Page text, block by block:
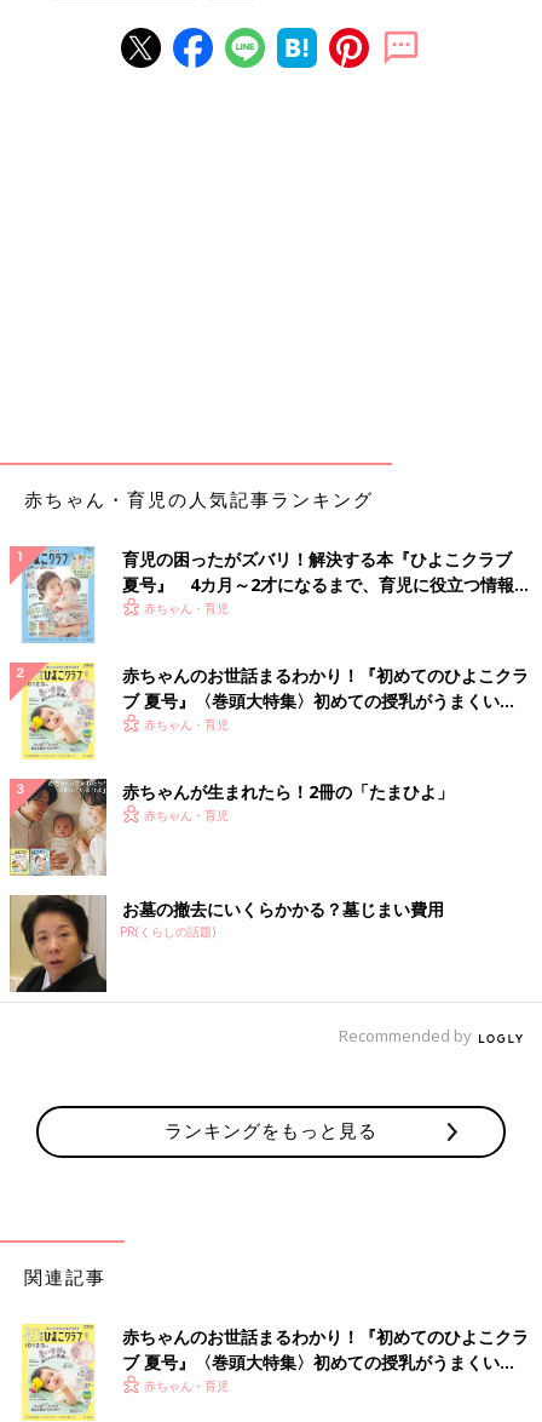
赤ちゃん・育児の人気記事ランキング
育児の困ったがズバリ！解決する本『ひよこクラブ
夏号』 4カ月～2才になるまで、育児に役立つ情報が
いっぱい！
赤ちゃん・育児
赤ちゃんのお世話まるわかり！『初めてのひよこクラ
ブ 夏号』〈巻頭大特集〉初めての授乳がうまくい
く！ おっぱい・ミルクの基本と夏のトラブル 解決テ
赤ちゃん・育児
赤ちゃんが生まれたら！2冊の「たまひよ」
赤ちゃん・育児
お墓の撤去にいくらかかる？墓じまい費用
PR(くらしの話題)
Recommended by
ランキングをもっと見る
関連記事
赤ちゃんのお世話まるわかり！『初めてのひよこクラ
ブ 夏号』〈巻頭大特集〉初めての授乳がうまくい
く！ おっぱい・ミルクの基本と夏のトラブル 解決テ
赤ちゃん・育児